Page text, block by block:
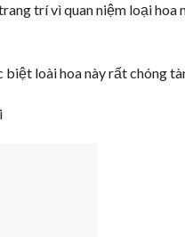
trí vì quan niệm loại hoa
biệt loài hoa này rất chóng